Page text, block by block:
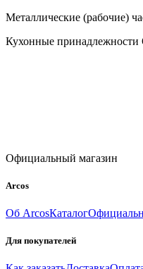
Металлические (рабочие)
Кухонные принадлежности
Официальный магазин
Arcos
Об ArcosКаталог
Для покупателей